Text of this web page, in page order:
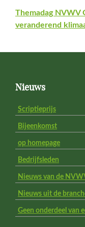
Themadag NVWV
veranderend
FooterNieuws
Scriptieprijs
Bijeenkomst
op homepage
Bedrijfsleden
Nieuws van de
Nieuws uit de
Geen onderdeel van